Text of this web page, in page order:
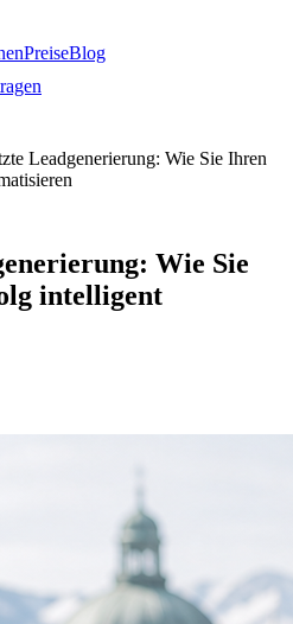
PreiseBlog
Leadgenerierung: Wie Sie Ihren
Wie Sie
intelligent